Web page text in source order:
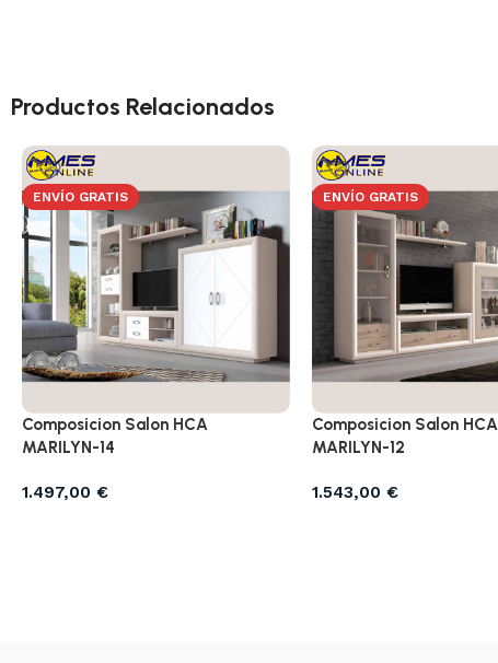
Productos Relacionados
ENVÍO GRATIS
Composicion Salon HCA
MARILYN-14
1.497,00 €
ENVÍO GRATIS
Composicion Salon HCA
MARILYN-12
1.543,00 €